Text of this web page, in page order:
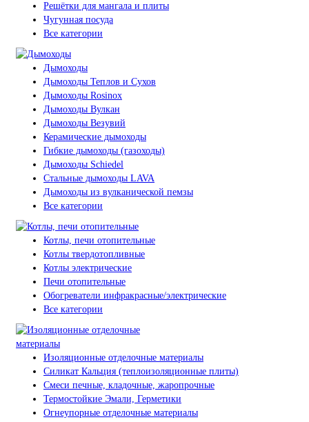
Решётки для мангала и плиты
Чугунная посуда
Все категории
Дымоходы
Дымоходы Теплов и Сухов
Дымоходы Rosinox
Дымоходы Вулкан
Дымоходы Везувий
Керамические дымоходы
Гибкие дымоходы (газоходы)
Дымоходы Schiedel
Стальные дымоходы LAVA
Дымоходы из вулканической пемзы
Все категории
Котлы, печи отопительные
Котлы твердотопливные
Котлы электрические
Печи отопительные
Обогреватели инфракрасные/электрические
Все категории
Изоляционные отделочные материалы
Силикат Кальция (теплоизоляционные плиты)
Смеси печные, кладочные, жаропрочные
Термостойкие Эмали, Герметики
Огнеупорные отделочные материалы